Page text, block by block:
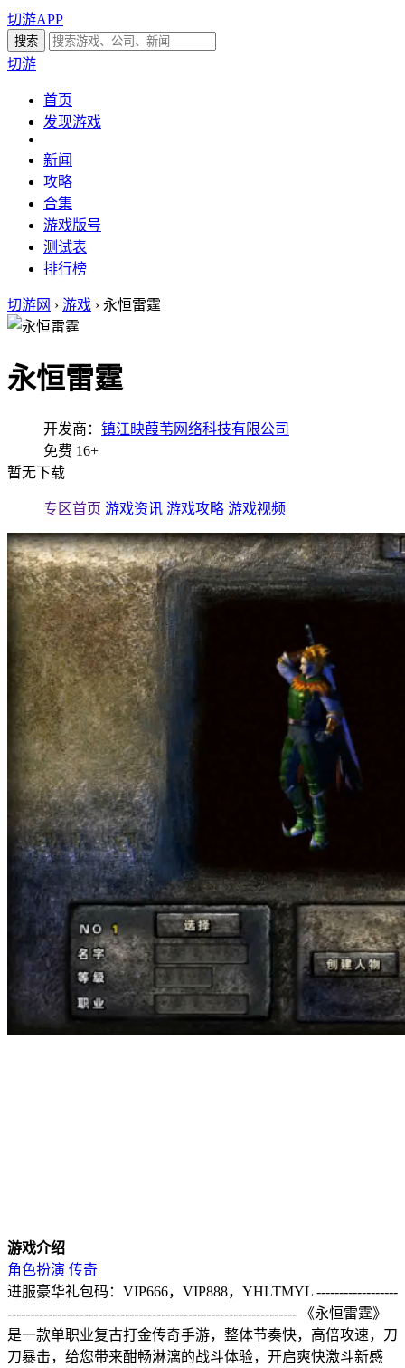
切游APP
切游
首页
发现游戏
新闻
攻略
合集
游戏版号
测试表
排行榜
切游网 › 游戏 › 永恒雷霆
永恒雷霆
开发商： 镇江映葭苇网络科技有限公司
免费 16+
暂无下载
专区首页 游戏资讯 游戏攻略 游戏视频
游戏介绍
角色扮演 传奇
进服豪华礼包码：VIP666，VIP888，YHLTMYL ------------------
---------------------------------------------------------------- 《永恒雷霆》
是一款单职业复古打金传奇手游，整体节奏快，高倍攻速，刀
刀暴击，给您带来酣畅淋漓的战斗体验，开启爽快激斗新感